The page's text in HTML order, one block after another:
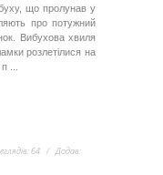
що пролунав у
про потужний
Вибухова хвиля
розлетілися на
п
64
Додав: